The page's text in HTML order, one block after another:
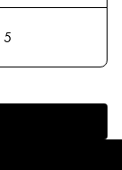
5